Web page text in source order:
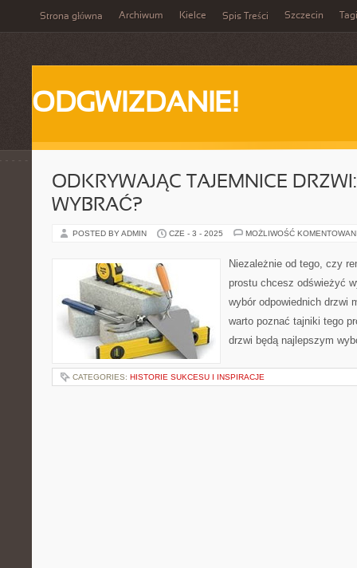
Strona główna Archiwum Kielce Spis Treści Szczecin Tagi
ODGWIZDANIE!
ODKRYWAJĄC TAJEMNICE
WYBRAĆ?
POSTED BY ADMIN CZE - 3 - 2025 MOŻLIWOŚĆ
Niezależnie od tego, czy
prostu chcesz odświeżyć
wybór odpowiednich drzwi
warto poznać tajniki tego
drzwi będą najlepszym
CATEGORIES: HISTORIE SUKCESU I INSPIRACJE